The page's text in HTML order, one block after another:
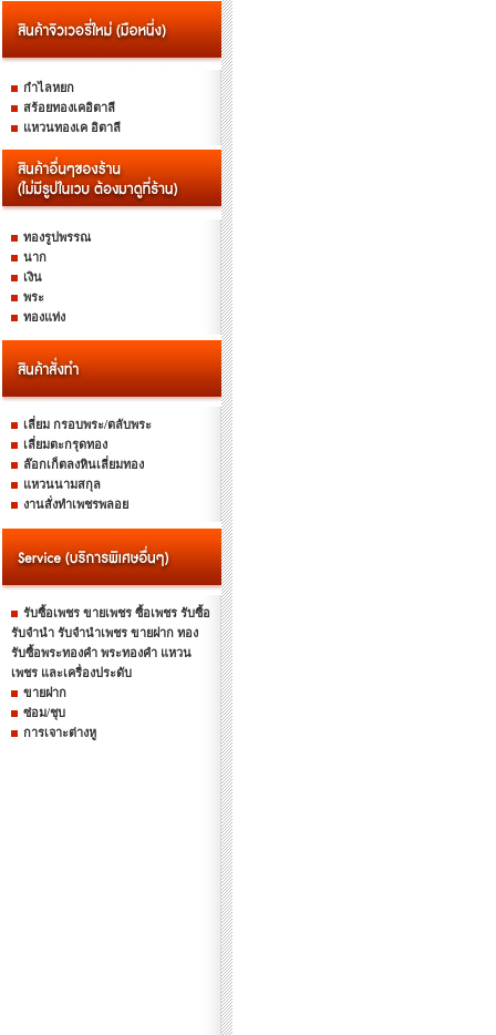
กำไลหยก
สร้อยทองเคอิตาลี
แหวนทองเค อิตาลี
ทองรูปพรรณ
นาก
เงิน
พระ
ทองแท่ง
เลี่ยม กรอบพระ/ตลับพระ
เลี่ยมตะกรุดทอง
ล๊อกเก็ตลงหินเลี่ยมทอง
แหวนนามสกุล
งานสั่งทำเพชรพลอย
รับซื้อเพชร ขายเพชร ซื้อเพชร รับซื้อ
รับจำนำ รับจำนำเพชร ขายฝาก ทอง
รับซื้อพระทองคำ พระทองคำ แหวน
เพชร และเครื่องประดับ
ขายฝาก
ซ่อม/ชุบ
การเจาะต่างหู